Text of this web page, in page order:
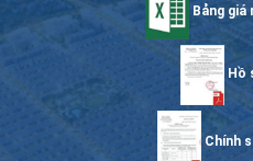
Bảng giá
Hồ
Chính